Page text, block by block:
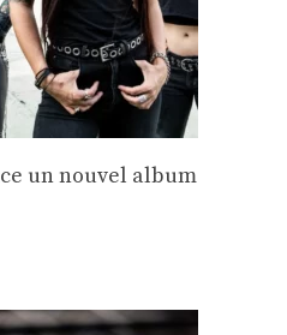
un nouvel album